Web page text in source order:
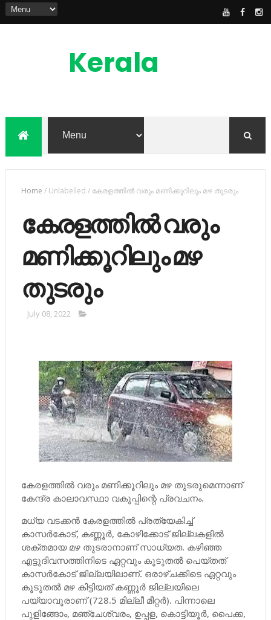
Kerala
Feed
Home /Unlabelled / കേരളത്തില്‍ വരും മണിക്കൂറിലും മഴ തുടരും
കേരളത്തില്‍ വരും
മണിക്കൂറിലും മഴ
തുടരും
July 08, 2022
കേരളത്തില്‍ വരും മണിക്കൂറിലും മഴ തുടരുമെന്നാണ്
കേന്ദ്ര കാലാവസ്ഥാ വകുപ്പിന്റെ പ്രവചനം.
മധ്യ വടക്കന്‍ കേരളത്തില്‍ പ്രത്യേകിച്ച്‌
കാസര്‍കോട്, കണ്ണൂര്‍, കോഴിക്കോട് ജില്ലകളില്‍
ശക്തമായ മഴ തുടരാനാണ് സാധ്യത. കഴിഞ്ഞ
എട്ടുദിവസത്തിനിടെ ഏറ്റവും കൂടുതല്‍ പെയ്തത്
കാസര്‍കോട് ജില്ലയിലാണ്. ഒരാഴ്ചക്കിടെ ഏറ്റവും
കൂടുതല്‍ മഴ കിട്ടിയത് കണ്ണൂര്‍ ജില്ലയിലെ
പയ്യാവൂരാണ് (728.5 മില്ലീ മീറ്റര്‍). പിന്നാലെ
പുളിങ്ങോം, മഞ്ചേശ്വരം, ഉപ്പള, കൊട്ടിയൂര്‍, പൈക്ക,